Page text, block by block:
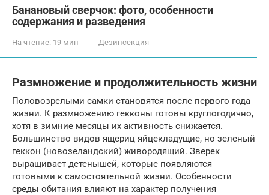
Банановый сверчок: фото, особенности
содержания и разведения
На чтение: 19 мин Дезинсекция
Размножение и продолжительность жизни
Половозрелыми самки становятся после первого года
жизни. К размножению гекконы готовы круглогодично,
хотя в зимние месяцы их активность снижается.
Большинство видов ящериц яйцекладущие, но зеленый
геккон (новозеландский) живородящий. Зверек
выращивает детенышей, которые появляются
готовыми к самостоятельной жизни. Особенности
среды обитания влияют на характер получения